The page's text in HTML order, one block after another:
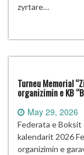
zyrtare…
Turneu Memorial
organizimin e KB
May 29, 2026
Federata e
kalendarit 2026
organizimin e